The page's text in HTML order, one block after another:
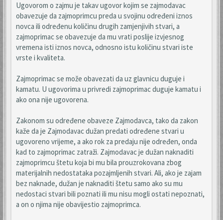
Ugovorom o zajmu je takav ugovor kojim se zajmodavac
obavezuje da zajmoprimcu preda u svojinu određeni iznos
novca ili određenu količinu drugih zamjenjivih stvari, a
zajmoprimac se obavezuje da mu vrati poslije izvjesnog
vremena isti iznos novca, odnosno istu količinu stvari iste
vrste i kvaliteta.
Zajmoprimac se može obavezati da uz glavnicu duguje i
kamatu. U ugovorima u privredi zajmoprimac duguje kamatu i
ako ona nije ugovorena.
Zakonom su određene obaveze Zajmodavca, tako da zakon
kaže da je Zajmodavac dužan predati određene stvari u
ugovoreno vrijeme, a ako rok za predaju nije određen, onda
kad to zajmoprimac zatraži. Zajmodavac je dužan naknaditi
zajmoprimcu štetu koja bi mu bila prouzrokovana zbog
materijalnih nedostataka pozajmljenih stvari. Ali, ako je zajam
bez naknade, dužan je naknaditi štetu samo ako su mu
nedostaci stvari bili poznati ili mu nisu mogli ostati nepoznati,
a on o njima nije obavijestio zajmoprimca.